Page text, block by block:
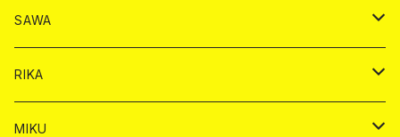
シャンパン
シャンパン
ヤードグラス
チェキ
ドリンク
ショット
シャンパン
チェキ
ドリンク
シャンパン
ショット
バイカ
チェキ
SAWA
ドリンク
シャンパン
バイカ
RIKA
ドリンク
MIKU